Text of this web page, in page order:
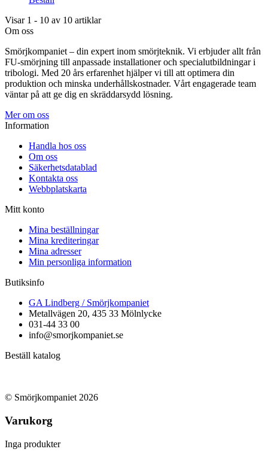
Visar 1 - 10 av 10 artiklar
Om oss
Smörjkompaniet – din expert inom smörjteknik. Vi erbjuder allt från
FU-smörjning till anpassade installationer och specialutbildningar i
tribologi. Med 20 års erfarenhet hjälper vi till att optimera din
produktion och minska underhållskostnader. Vårt engagerade team
väntar på att ge dig en skräddarsydd lösning.
Mer om oss
Information
Handla hos oss
Om oss
Säkerhetsdatablad
Kontakta oss
Webbplatskarta
Mitt konto
Mina beställningar
Mina krediteringar
Mina adresser
Min personliga information
Butiksinfo
GA Lindberg / Smörjkompaniet
Metallvägen 20, 435 33 Mölnlycke
031-44 33 00
info@smorjkompaniet.se
Beställ katalog
© Smörjkompaniet 2026
Varukorg
Inga produkter